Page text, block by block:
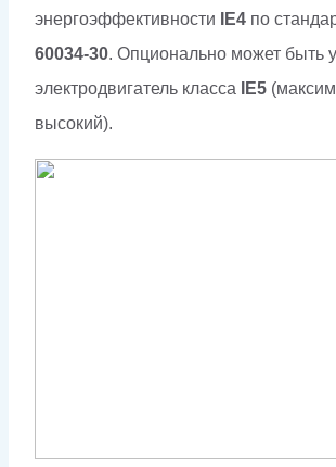
энергоэффективности
IE4 по
60034-30. Опционально может быть
электродвигатель класса
IE5
высокий).